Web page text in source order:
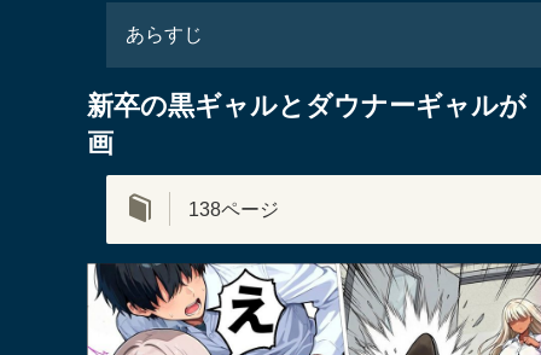
あらすじ
新卒の黒ギャルとダウナーギャル
画
138ページ